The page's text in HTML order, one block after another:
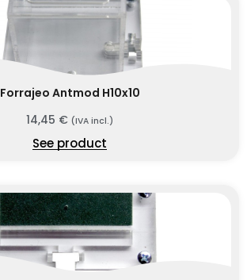
Forrajeo Antmod H10x10
14,45 € (IVA incl.)
See product